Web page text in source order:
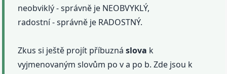
neobviklý - správně je NEOBVYKLÝ,
radostní - správně je RADOSTNÝ.
Zkus si ještě projít příbuznáslova k
vyjmenovaným slovům po v a po b. Zde jsou k